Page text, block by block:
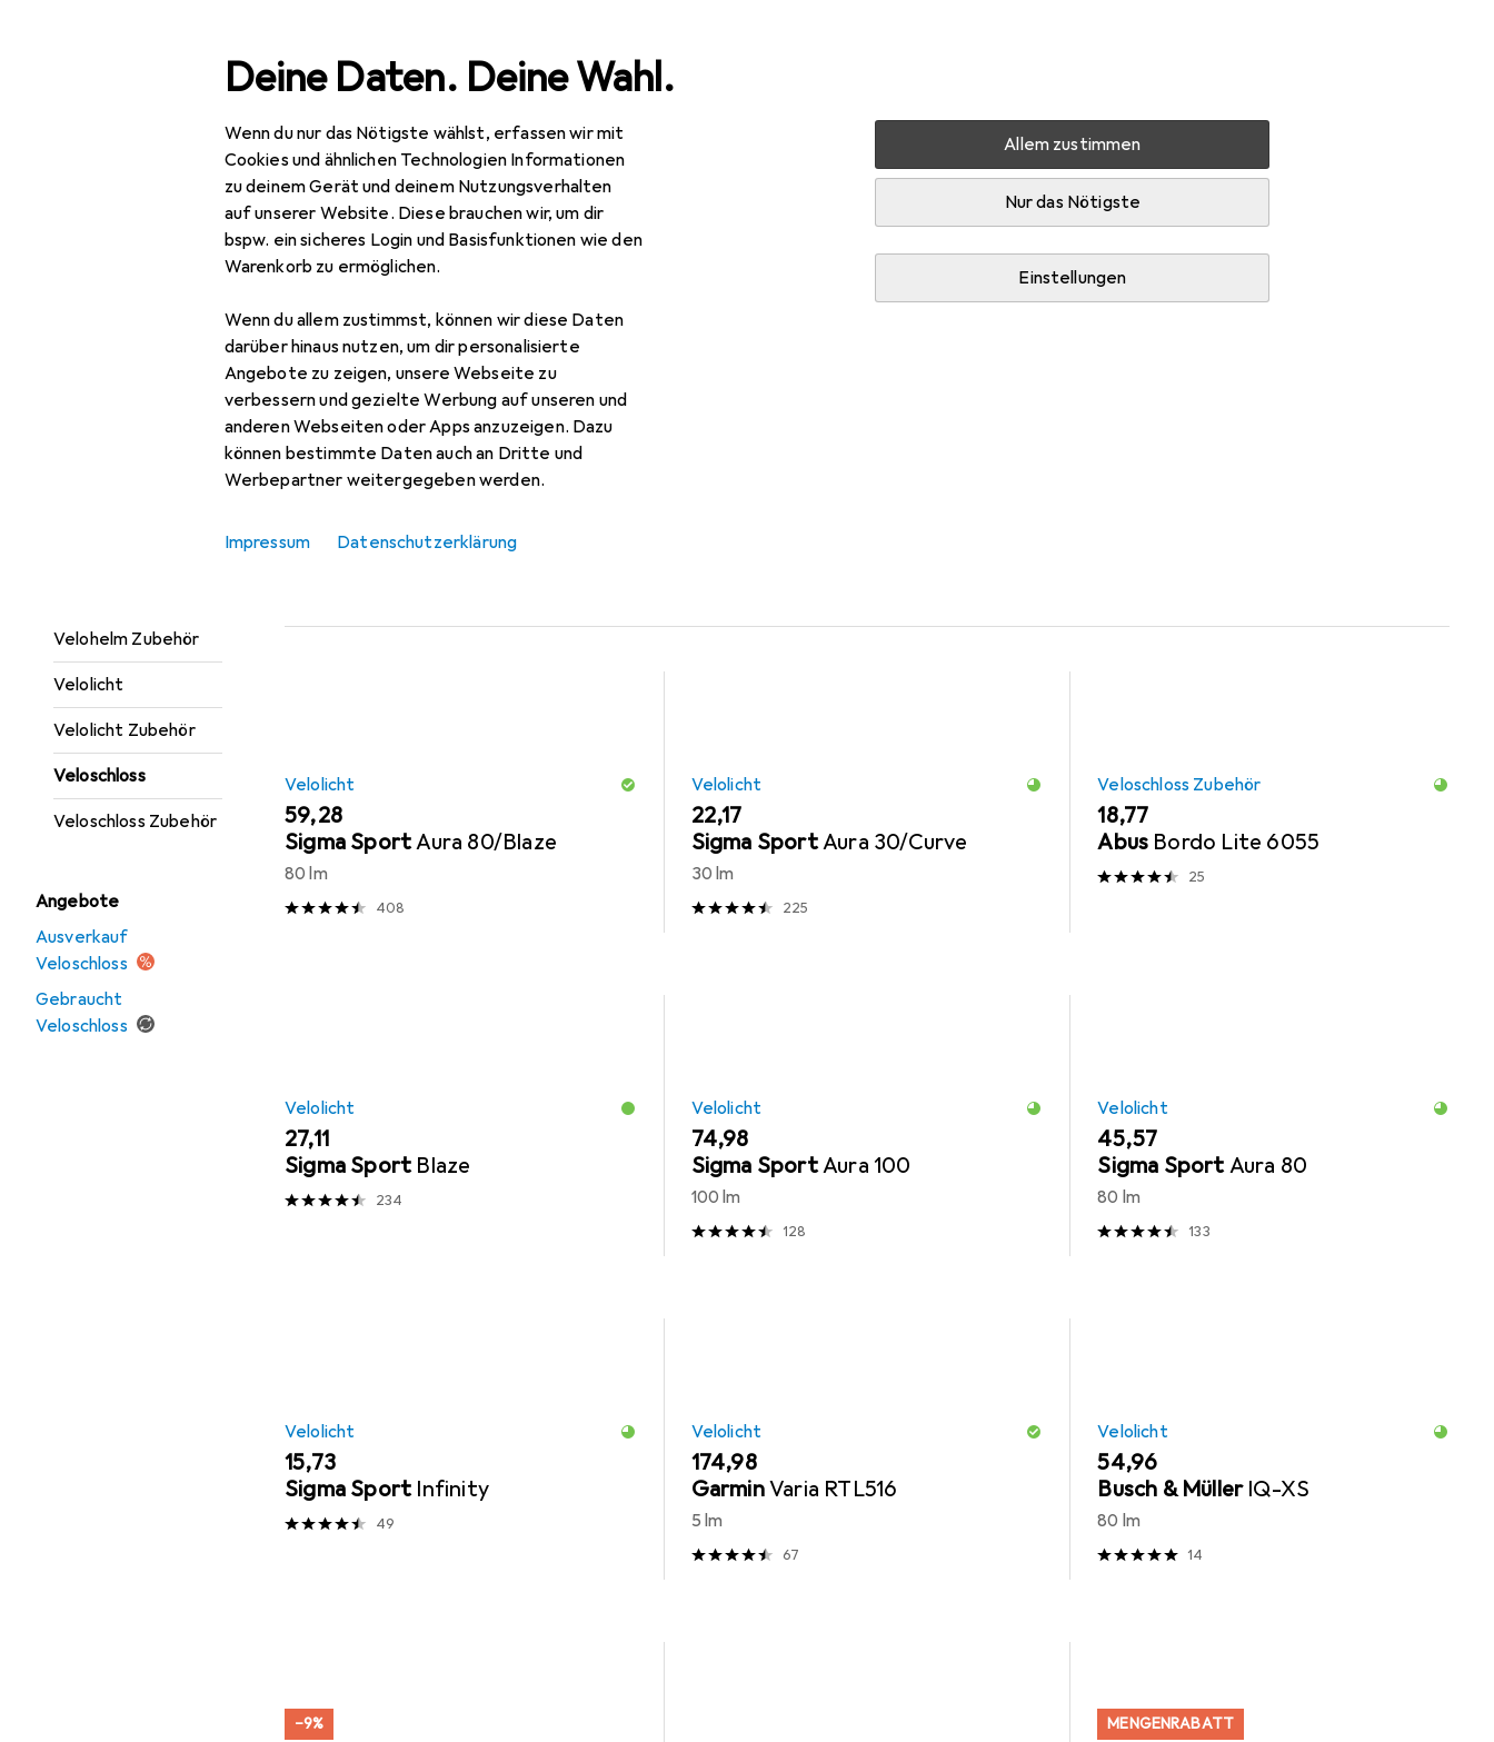
Deine Daten. Deine Wahl.
Wenn du nur das Nötigste wählst, erfassen wir mit
Cookies und ähnlichen Technologien Informationen
zu deinem Gerät und deinem Nutzungsverhalten
auf unserer Website. Diese brauchen wir, um dir
bspw. ein sicheres Login und Basisfunktionen wie den
Warenkorb zu ermöglichen.
Wenn du allem zustimmst, können wir diese Daten
darüber hinaus nutzen, um dir personalisierte
Angebote zu zeigen, unsere Webseite zu
verbessern und gezielte Werbung auf unseren und
anderen Webseiten oder Apps anzuzeigen. Dazu
können bestimmte Daten auch an Dritte und
Werbepartner weitergegeben werden.
Allem zustimmen
Nur das Nötigste
Einstellungen
Impressum Datenschutzerklärung
Navigation nach Kategorien
Velohelm Zubehör
Velolicht
Velolicht Zubehör
Veloschloss
Veloschloss Zubehör
Angebote
Ausverkauf
Veloschloss
Gebraucht
Veloschloss
Gesamtsortiment Sport Bike Veloausrüstung Trelock BC 280 Code Zubehör
EUR
27,57
TrelockBC 280 Code
Zubehör für Trelock BC 280 Code
Hier findest du passendes Zubehör zum Produkt Trelock BC 280 Code aus den Kategorien Velolicht und Veloschloss Zubehör.
Beliebt Velolicht
Velolicht
EUR
59,28
Sigma SportAura 80/Blaze
80 lm
408
Velolicht
EUR
22,17
Sigma SportAura 30/Curve
30 lm
225
Veloschloss Zubehör
EUR
18,77
Abus Bordo Lite 6055
25
Velolicht
EUR
27,11
Sigma Sport Blaze
234
Velolicht
EUR
74,98
Sigma SportAura 100
100 lm
128
Velolicht
EUR
45,57
Sigma SportAura 80
80 lm
133
Velolicht
EUR
15,73
Sigma Sport Infinity
49
Velolicht
EUR
174,98
GarminVaria RTL516
5 lm
67
Velolicht
EUR
54,96
Busch & Müller IQ-XS
80 lm
14
−9% MENGENRABATT